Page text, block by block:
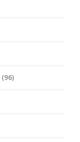
(96)